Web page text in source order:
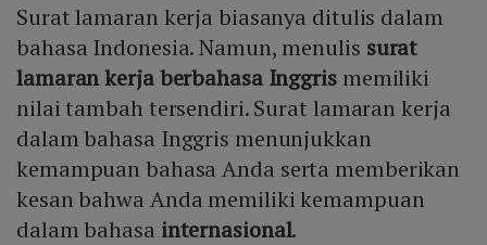
Surat lamaran kerja biasanya ditulis dalam
bahasa Indonesia. Namun, menulis surat
lamaran kerja berbahasa Inggrismemiliki
nilai tambah tersendiri. Surat lamaran kerja
dalam bahasa Inggris menunjukkan
kemampuan bahasa Anda serta memberikan
kesan bahwa Anda memiliki kemampuan
dalam bahasa internasional.